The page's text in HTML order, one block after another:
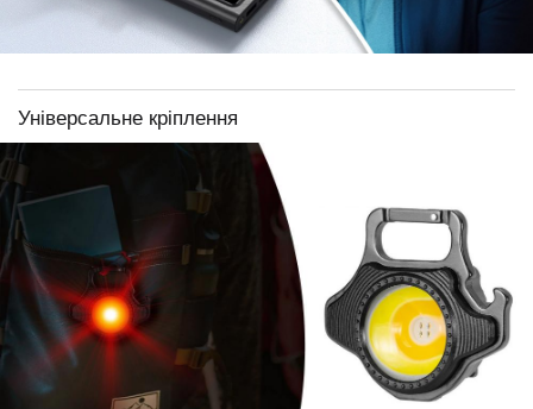
Універсальне кріплення